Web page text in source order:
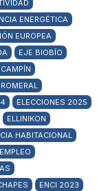
ENERGÉTICA
EUROPEA
EJE BIOBÍO
ELECCIONES 2025
ELLINIKON
HABITACIONAL
EMPLEO
ENCI 2023